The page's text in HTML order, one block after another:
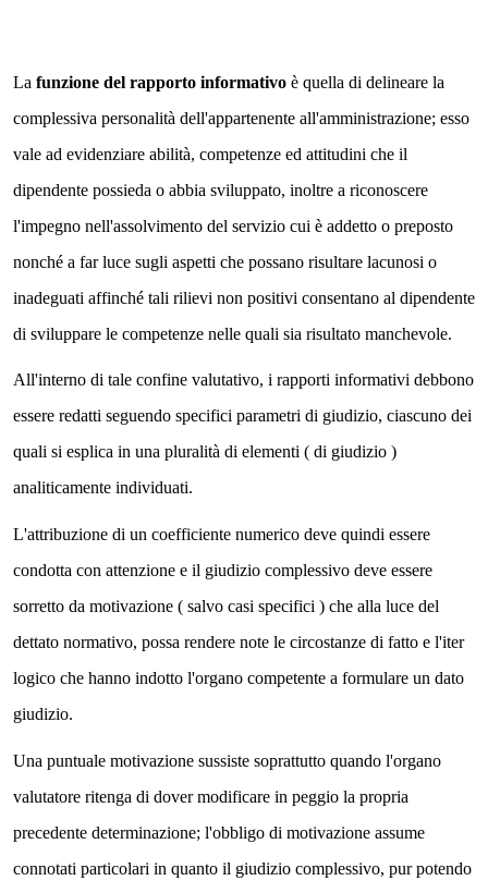
La funzione del rapporto informativo è quella di delineare la
complessiva personalità dell'appartenente all'amministrazione; esso
vale ad evidenziare abilità, competenze ed attitudini che il
dipendente possieda o abbia sviluppato, inoltre a riconoscere
l'impegno nell'assolvimento del servizio cui è addetto o preposto
nonché a far luce sugli aspetti che possano risultare lacunosi o
inadeguati affinché tali rilievi non positivi consentano al dipendente
di sviluppare le competenze nelle quali sia risultato manchevole.
All'interno di tale confine valutativo, i rapporti informativi debbono
essere redatti seguendo specifici parametri di giudizio, ciascuno dei
quali si esplica in una pluralità di elementi ( di giudizio )
analiticamente individuati.
L'attribuzione di un coefficiente numerico deve quindi essere
condotta con attenzione e il giudizio complessivo deve essere
sorretto da motivazione ( salvo casi specifici ) che alla luce del
dettato normativo, possa rendere note le circostanze di fatto e l'iter
logico che hanno indotto l'organo competente a formulare un dato
giudizio.
Una puntuale motivazione sussiste soprattutto quando l'organo
valutatore ritenga di dover modificare in peggio la propria
precedente determinazione; l'obbligo di motivazione assume
connotati particolari in quanto il giudizio complessivo, pur potendo